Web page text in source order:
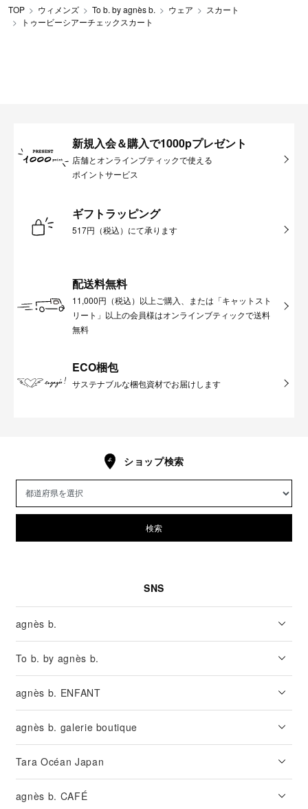
TOP ウィメンズ To b. by agnès b. ウェア
スカート
トゥービーシアーチェックスカート
新規入会＆購入で1000pプレゼント
店舗とオンラインブティックで使える
ポイントサービス
ギフトラッピング
517円（税込）にて承ります
配送料無料
11,000円（税込）以上ご購入、または「キャットスト
リート」以上の会員様はオンラインブティックで送料
無料
ECO梱包
サステナブルな梱包資材でお届けします
ショップ検索
検索
SNS
agnès b.
To b. by agnès b.
agnès b. ENFANT
agnès b. galerie boutique
Tara Océan Japan
agnès b. CAFÉ